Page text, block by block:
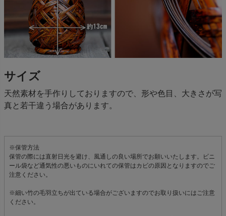
サイズ
天然素材を手作りしておりますので、形や色目、大きさが写
真と若干違う場合があります。
※保管方法
保管の際には直射日光を避け、風通しの良い場所でお願いいたします。ビニ
ール袋など通気性の悪いものにいれての保管はカビの原因となりますのでご
注意ください。
※細い竹の毛羽立ちが出ている場合がございますのでお取り扱いにはご注意
ください。